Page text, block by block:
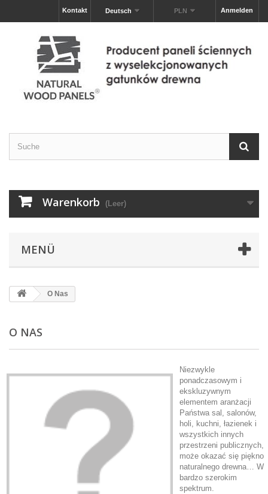
Anmelden
PLN
Deutsch
Kontakt
Warenkorb (Leer)
MENÜ
O Nas
O NAS
Niezwykle
ponadczasowym i
ekskluzywnym
elementem aranżacji
Państwa sal, salonów,
holi, kuchni, łazienek i
wszystkich innych
przestrzeni publicznych,
może okazać się piękno
naturalnego drewna… W
bardzo szerokim
spektrum.